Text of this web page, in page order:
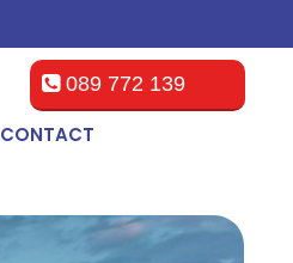
089 772 139
CONTACT